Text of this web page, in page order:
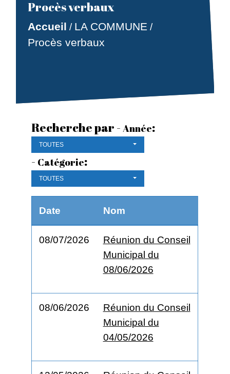
Procès verbaux
Accueil / LA COMMUNE /
Procès verbaux
Recherche par -Année:
TOUTES
- Catégorie:
TOUTES
Date Nom
08/07/2026
Réunion du Conseil
Municipal du
08/06/2026
08/06/2026
Réunion du Conseil
Municipal du
04/05/2026